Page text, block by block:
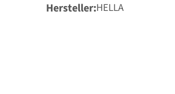
Hersteller HELLA